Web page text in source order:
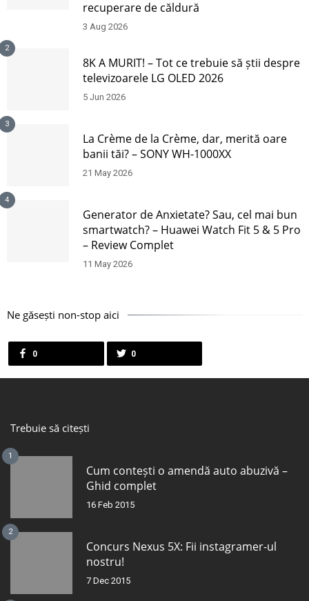
recuperare de căldură
3 Aug 2026
2
8K A MURIT! – Tot ce trebuie să știi despre
televizoarele LG OLED 2026
5 Jun 2026
3
La Crème de la Crème, dar, merită oare
banii tăi? – SONY WH-1000XX
21 May 2026
4
Generator de Anxietate? Sau, cel mai bun
smartwatch? – Huawei Watch Fit 5 & 5 Pro
– Review Complet
11 May 2026
Ne găsești non-stop aici
0 0
Trebuie să citești
1
Cum contești o amendă auto abuzivă –
Ghid complet
16 Feb 2015
2
Concurs Nexus 5X: Fii instagramer-ul
nostru!
7 Dec 2015